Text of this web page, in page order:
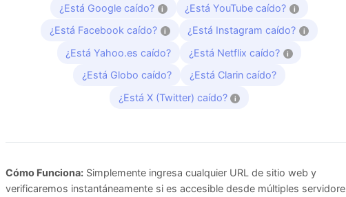
¿Está Google caído? i ¿Está YouTube caído? i
¿Está Facebook caído? i ¿Está Instagram caído? i
¿Está Yahoo.es caído? ¿Está Netflix caído? i
¿Está Globo caído?
¿Está Clarin caído?
¿Está X (Twitter) caído?
i
Cómo Funciona: Simplemente ingresa cualquier URL de sitio web y
verificaremos instantáneamente si es accesible desde múltiples